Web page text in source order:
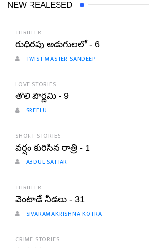
NEW REALESED
THRILLER
రుధిరపు అడుగులలో - 6
TWIST MASTER SANDEEP
LOVE STORIES
తొలి పౌర్ణమి - 9
SREELU
SHORT STORIES
వర్షం కురిసిన రాత్రి - 1
ABDUL SATTAR
THRILLER
వెంటాడే నీడలు - 31
SIVARAMAKRISHNA KOTRA
CRIME STORIES